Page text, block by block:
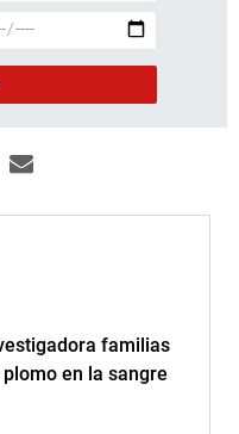
familias
en la sangre